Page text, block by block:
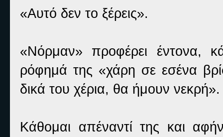
«Αυτό δεν το ξέρεις».
«Νόρμαν» προφέρει έντονα,
ρόφημά της «χάρη σε εσένα
δικά του χέρια, θα ήμουν νεκρή».
Κάθομαι απέναντί της και